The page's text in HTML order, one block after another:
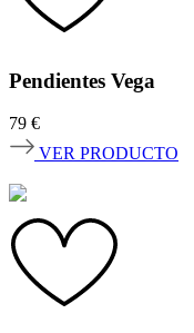
Pendientes Vega
79 €
VER PRODUCTO